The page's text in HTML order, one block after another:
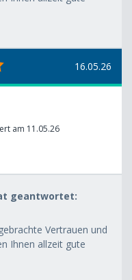
16.05.26
am 11.05.26
geantwortet:
Vertrauen und
Ihnen allzeit gute